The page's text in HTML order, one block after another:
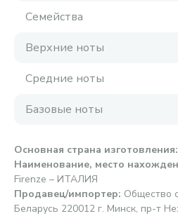
Семейства
Верхние ноты
Средние ноты
Базовые ноты
Основная страна изготовления:
Наименование, место
Firenze – ИТАЛИЯ
Продавец/импортер: Общество
Беларусь 220012 г. Минск, пр-т